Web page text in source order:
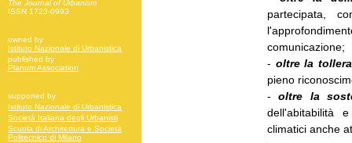
partecipata,
comunicazione;
- oltre la
pieno
-oltre la
dell'abitabilità
climatici anche
The Journal of Urbanism
ISSN 1723-0993
owned by
Istituto Nazionale di Urbanistica
published by
Planum Association
supported by
Istituto Nazionale di Urbanistica
Società Italiana degli Urbanisti
Scuola di Architettura e Società
Politecnico di Milano